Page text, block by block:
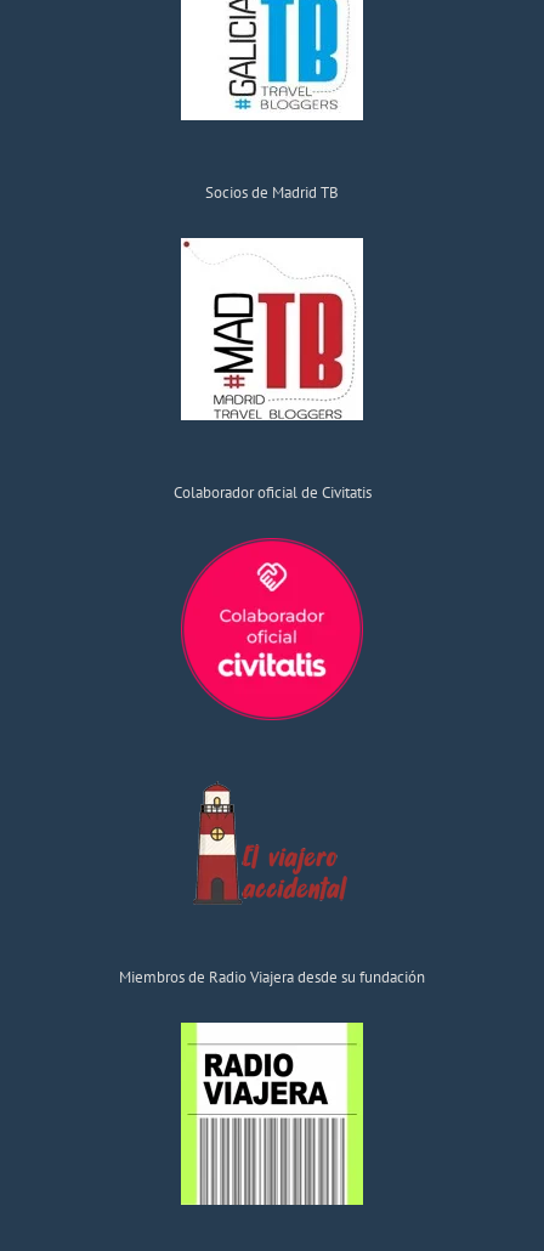
Socios de Madrid TB
Colaborador oficial de Civitatis
Miembros de Radio Viajera desde su fundación